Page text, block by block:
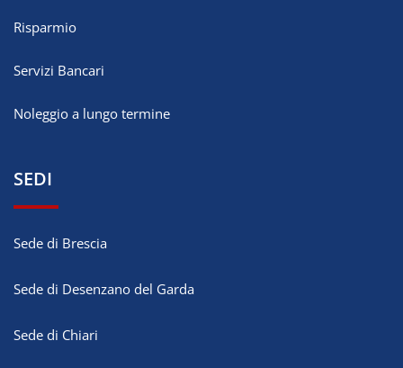
Risparmio
Servizi Bancari
Noleggio a lungo termine
SEDI
Sede di Brescia
Sede di Desenzano del Garda
Sede di Chiari